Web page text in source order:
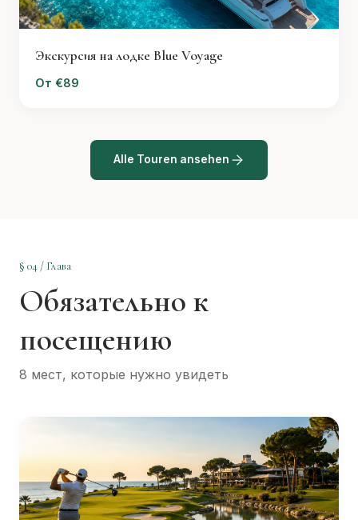
Экскурсия на лодке Blue Voyage
От €89
Alle Touren ansehen
§ 04 / Глава
Обязательно к
посещению
8 мест, которые нужно увидеть